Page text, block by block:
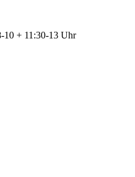
10 + 11:30-13 Uhr